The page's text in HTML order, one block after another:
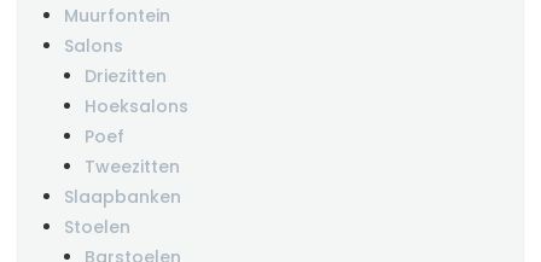
Muurfontein
Salons
Driezitten
Hoeksalons
Poef
Tweezitten
Slaapbanken
Stoelen